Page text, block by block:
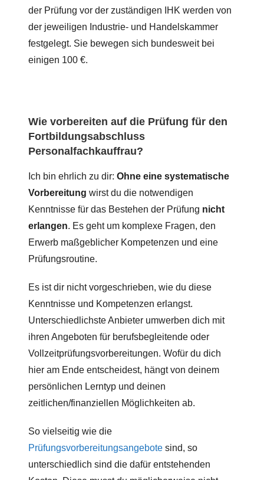
der Prüfung vor der zuständigen IHK werden von
der jeweiligen Industrie- und Handelskammer
festgelegt. Sie bewegen sich bundesweit bei
einigen 100 €.
Wie vorbereiten auf die Prüfung für den
Fortbildungsabschluss
Personalfachkauffrau?
Ich bin ehrlich zu dir: Ohne eine systematische
Vorbereitung wirst du die notwendigen
Kenntnisse für das Bestehen der Prüfung nicht
erlangen. Es geht um komplexe Fragen, den
Erwerb maßgeblicher Kompetenzen und eine
Prüfungsroutine.
Es ist dir nicht vorgeschrieben, wie du diese
Kenntnisse und Kompetenzen erlangst.
Unterschiedlichste Anbieter umwerben dich mit
ihren Angeboten für berufsbegleitende oder
Vollzeitprüfungsvorbereitungen. Wofür du dich
hier am Ende entscheidest, hängt von deinem
persönlichen Lerntyp und deinen
zeitlichen/finanziellen Möglichkeiten ab.
So vielseitig wie die
Prüfungsvorbereitungsangebote sind, so
unterschiedlich sind die dafür entstehenden